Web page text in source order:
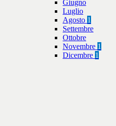
Giugno
Luglio
Agosto 1
Settembre
Ottobre
Novembre 1
Dicembre 1